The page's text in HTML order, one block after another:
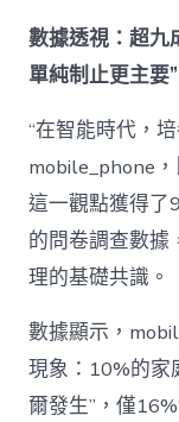
數據透視：超
單純制止更主要”
“在智能時代，
mobile_phone
這一觀點獲得
的問卷調查數據
理的基礎共識。
數據顯示，
現象：10%的家
爾發生”，僅